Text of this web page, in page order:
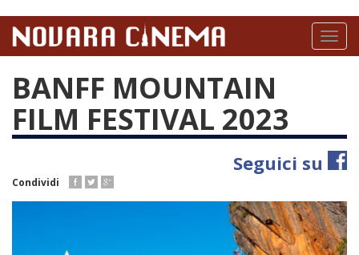
contenuto
Toggle
BANFF MOUNTAIN
FILM FESTIVAL 2023
Seguici su
Condividi